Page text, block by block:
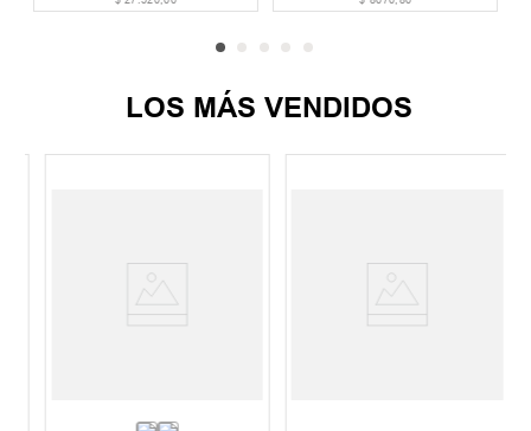
LOS MÁS VENDIDOS